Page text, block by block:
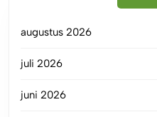
augustus 2026
juli 2026
juni 2026